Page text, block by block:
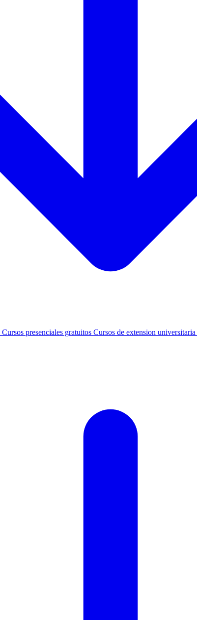
Cursos presenciales gratuitos Cursos de extension universitaria